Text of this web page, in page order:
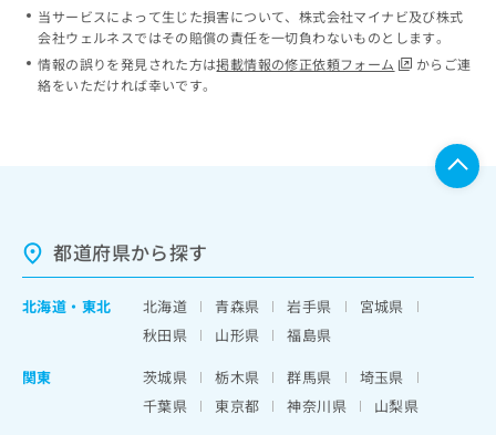
当サービスによって生じた損害について、株式会社マイナビ及び株式
会社ウェルネスではその賠償の責任を一切負わないものとします。
情報の誤りを発見された方は掲載情報の修正依頼フォーム
からご連
絡をいただければ幸いです。
都道府県から探す
北海道 ・ 東北 北海道 青森県 岩手県
宮城県
秋田県
山形県
福島県
関東
茨城県 栃木県 群馬県
埼玉県
千葉県
東京都 神奈川県
山梨県